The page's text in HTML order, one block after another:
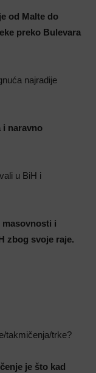
od Malte do
preko Bulevara
najradije
i naravno
u BiH i
i
zbog svoje raje.
takmičenja/trke?
je što kad